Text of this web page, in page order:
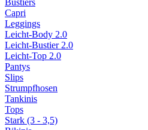
Capri
Leggings
Leicht-Body 2.0
Leicht-Bustier 2.0
Leicht-Top 2.0
Pantys
Slips
Strumpfhosen
Tankinis
Tops
Stark (3 - 3,5)